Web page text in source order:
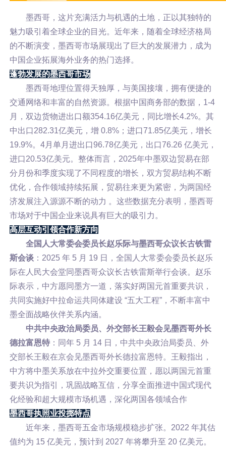
墨西哥，这片充满活力与机遇的土地，正以其独特的
魅力吸引着全球企业的目光。近年来，随着全球经济格局
的不断演变，墨西哥市场展现出了巨大的发展潜力，成为
中国企业拓展海外业务的热门选择。
蓬勃发展的墨西哥市场
墨西哥地理位置得天独厚，与美国接壤，拥有便捷的
交通网络和丰富的自然资源。根据中国商务部的数据，1-4
月，双边货物进出口额354.16亿美元，同比增长4.2%。其
中出口282.31亿美元，增 0.8%；进口71.85亿美元，增长
19.9%。4月单月进出口96.78亿美元，出口76.26 亿美元，
进口20.53亿美元。整体而言，2025年中墨双边贸易在部
分月份和季度实现了不同程度的增长，双方贸易结构不断
优化，合作领域持续拓展，贸易往来更为紧密，为两国经
济发展注入源源不断的动力 。这些数据充分表明，墨西哥
市场对于中国企业来说具有巨大的吸引力。
高层互动引领合作新方向
全国人大常委会委员长赵乐际与墨西哥众议长古铁雷
斯会谈：2025 年 5 月 19 日，全国人大常委会委员长赵乐
际在人民大会堂同墨西哥众议长古铁雷斯举行会谈。赵乐
际表示，中方愿同墨方一道，落实好两国元首重要共识，
共同实施好中拉命运共同体建设 “五大工程”，不断丰富中
墨全面战略伙伴关系内涵。
中共中央政治局委员、外交部长王毅会见墨西哥外长
德拉富恩特：同年 5 月 14 日，中共中央政治局委员、外
交部长王毅在京会见墨西哥外长德拉富恩特。王毅指出，
中方将中墨关系放在中拉外交重要位置，愿以两国元首重
要共识为指引，巩固战略互信，分享全面推进中国式现代
化经验和超大规模市场机遇，深化两国各领域合作
墨西哥执照业投掷特点
近年来，墨西哥五金市场规模稳步扩张。2022 年其估
值约为 15 亿美元，预计到 2027 年将攀升至 20 亿美元。